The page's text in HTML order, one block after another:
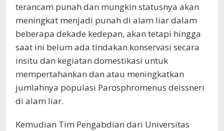
terancam punah dan mungkin statusnya akan
meningkat menjadi punah di alam liar dalam
beberapa dekade kedepan, akan tetapi hingga
saat ini belum ada tindakan konservasi secara
insitu dan kegiatan domestikasi untuk
mempertahankan dan atau meningkatkan
jumlahnya populasi Parosphromenus deissneri
di alam liar.
Kemudian Tim Pengabdian dari Universitas